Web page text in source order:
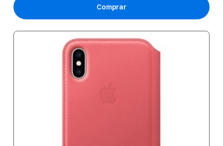
Comprar